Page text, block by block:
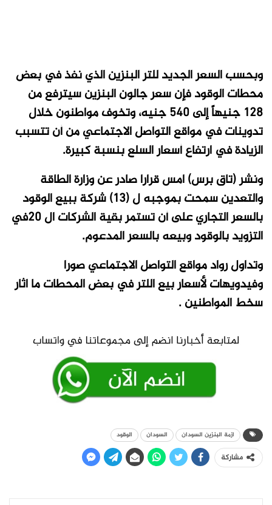
وبحسب السعر الجديد للتر البنزين الذي نفذ في بعض
محطات الوقود فإن سعر جالون البنزين سيترفع من
128 جنيهاً إلى 540 جنيه، وتخوف مواطنون خلال
تدوينات في مواقع التواصل الاجتماعي من أن تتسبب
الزيادة في ارتفاع أسعار السلع بنسبة كبيرة.
ونشر (تاق برس) امس قرارا صادر عن وزارة الطاقة
والتعدين سمحت بموجبه ل (١٣) شركة ببيع الوقود
بالسعر التجاري على أن تستمر بقية الشركات ال 20في
التزويد بالوقود وبيعه بالسعر المدعوم.
وتداول رواد مواقع التواصل الاجتماعي صورا
وفيدويهات لأسعار بيع اللتر في بعض المحطات ما اثار
سخط المواطنين .
ازمة البنزين السودان السودان الوقود
مشاركة